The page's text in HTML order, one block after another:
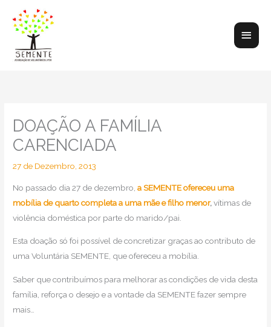
content
Main
DOAÇÃO A FAMÍLIA
CARENCIADA
27 de Dezembro, 2013
No passado dia 27 de dezembro, a SEMENTE ofereceu uma
mobília de quarto completa a uma mãe e filho menor,vítimas de
violência doméstica por parte do marido/pai.
Esta doação só foi possível de concretizar graças ao contributo de
uma Voluntária SEMENTE, que ofereceu a mobília.
Saber que contribuímos para melhorar as condições de vida desta
família, reforça o desejo e a vontade da SEMENTE fazer sempre
mais…